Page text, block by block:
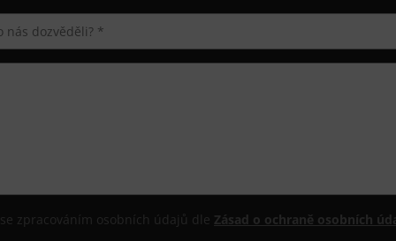
zpracováním osobních údajů dle Zásad o ochraně osobních